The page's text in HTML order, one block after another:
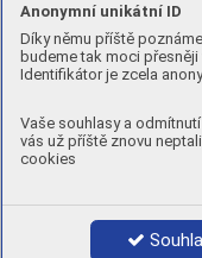
Anonymní unikátní ID
Díky němu příště
budeme tak moci
Identifikátor je zcela
Vaše souhlasy a
vás už příště znovu
cookies